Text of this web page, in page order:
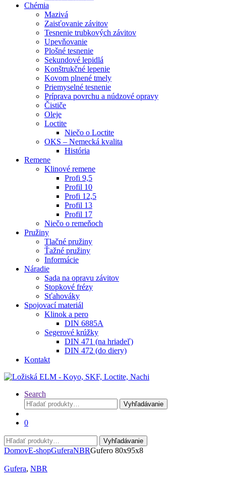
Chémia
Mazivá
Zaisťovanie závitov
Tesnenie trubkových závitov
Upevňovanie
Plošné tesnenie
Sekundové lepidlá
Konštrukčné lepenie
Kovom plnené tmely
Priemyselné tesnenie
Príprava povrchu a núdzové opravy
Čističe
Oleje
Loctite
Niečo o Loctite
OKS – Nemecká kvalita
História
Remene
Klinové remene
Profi 9,5
Profil 10
Profi 12,5
Profil 13
Profil 17
Niečo o remeňoch
Pružiny
Tlačné pružiny
Ťažné pružiny
Informácie
Náradie
Sada na opravu závitov
Stopkové frézy
Sťahováky
Spojovací materiál
Klinok a pero
DIN 6885A
Segerové krúžky
DIN 471 (na hriadeľ)
DIN 472 (do diery)
Kontakt
Search
Hľadať:
Vyhľadávanie
0
Hľadať:
Vyhľadávanie
DomovE-shopGuferaNBRGufero 80x95x8
Gufera, NBR